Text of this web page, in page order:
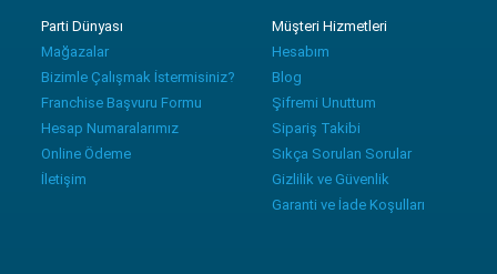
Parti Dünyası
Mağazalar
Bizimle Çalışmak İstermisiniz?
Franchise Başvuru Formu
Hesap Numaralarımız
Online Ödeme
İletişim
Müşteri Hizmetleri
Hesabım
Blog
Şifremi Unuttum
Sipariş Takibi
Sıkça Sorulan Sorular
Gizlilik ve Güvenlik
Garanti ve İade Koşulları